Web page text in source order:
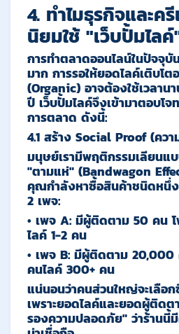
4. ทำไมธุรกิจและค
นิยมใช้ "เว็บปั้มไล
การทำตลาดออนไลน์ในปัจจุ
มาก การรอให้ยอดไลค์เติบโ
(Organic) อาจต้องใช้เวลาน
ปี เว็บปั้มไลค์จึงเข้ามาตอบโ
การตลาด ดังนี้:
4.1 สร้าง Social Proof (คว
มนุษย์เรามีพฤติกรรมเลียนแ
"ตามแห่" (Bandwagon
คุณกำลังหาซื้อสินค้าชนิดหนึ่ง
2 เพจ:
• เพจ A: มีผู้ติดตาม 50 คน
ไลค์ 1-2 คน
• เพจ B: มีผู้ติดตาม 20,000
คนไลค์ 300+ คน
แน่นอนว่าคนส่วนใหญ่จะเลือ
เพราะยอดไลค์และยอดผู้ติดต
รองความปลอดภัย" ว่าร้านนี้